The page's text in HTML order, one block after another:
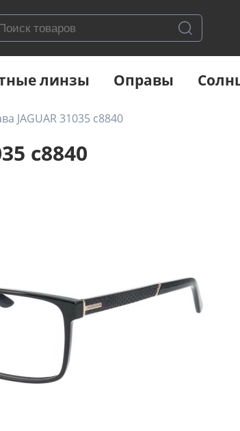
линзы Оправы
JAGUAR 31035 c8840
c8840